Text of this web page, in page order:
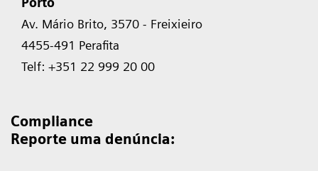
Av. Mário Brito, 3570 - Freixieiro
4455-491 Perafita
Telf: +351 22 999 20 00
Compliance
Reporte uma denúncia: